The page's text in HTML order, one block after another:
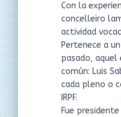
Con la
concelleiro
actividad
Pertenece a
pasado, aquel
común: Luis
cada pleno o
IRPF.
Fue